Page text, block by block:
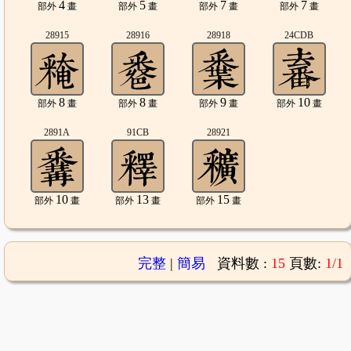
部外 4畫 部外 5畫 部外 7畫 部外 7畫
28915
部外 8畫
28916
部外 8畫
28918
部外 9畫
24CDB
部外 10畫
2891A
部外 10畫
91CB
部外 13畫
28921
部外 15畫
完整| 簡易 資料數 : 15 頁數: 1/1